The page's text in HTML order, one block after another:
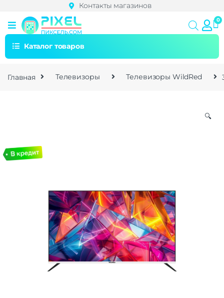
Контакты магазинов
Каталог товаров
Главная Телевизоры Телевизоры WildRed
🔍